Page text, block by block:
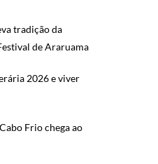
tradição da
de Araruama
2026 e viver
Frio chega ao